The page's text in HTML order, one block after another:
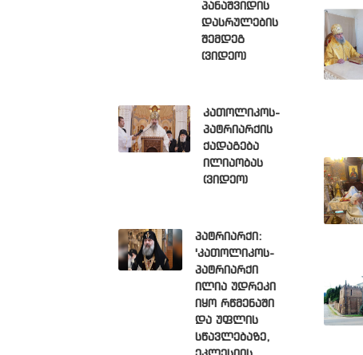
პანაშვიდის
დასრულების
შემდეგ
(ვიდეო)
კათოლიკოს-
პატრიარქის
ქადაგება
ილიაობას
(ვიდეო)
პატრიარქი:
'კათოლიკოს-
პატრიარქი
ილია უდრეკი
იყო რწმენაში
და უფლის
სწავლებაზე,